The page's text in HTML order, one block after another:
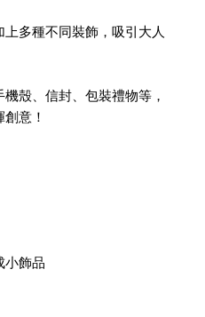
多種不同裝飾，吸引大人
殼、信封、包裝禮物等，
意！
小飾品